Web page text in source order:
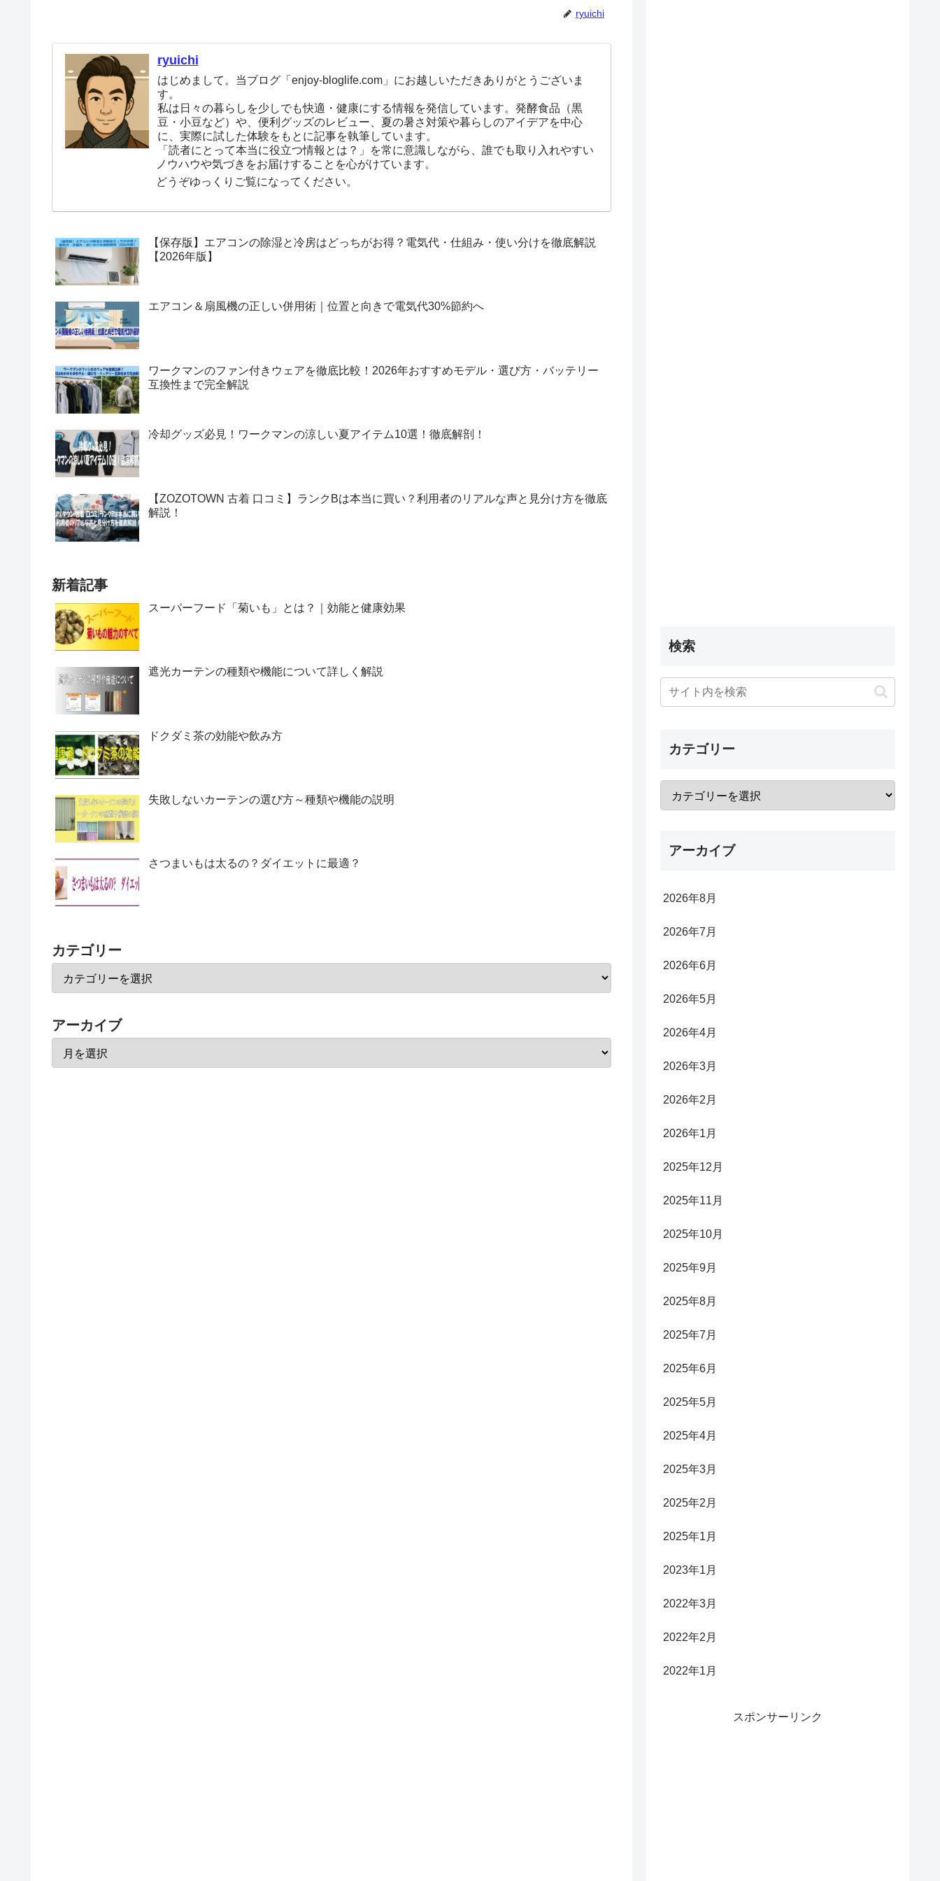
ryuichi
ryuichi
はじめまして。当ブログ「enjoy-bloglife.com」にお越しいただきありがとうございま
す。
私は日々の暮らしを少しでも快適・健康にする情報を発信しています。発酵食品（黒
豆・小豆など）や、便利グッズのレビュー、夏の暑さ対策や暮らしのアイデアを中心
に、実際に試した体験をもとに記事を執筆しています。
「読者にとって本当に役立つ情報とは？」を常に意識しながら、誰でも取り入れやすい
ノウハウや気づきをお届けすることを心がけています。
どうぞゆっくりご覧になってください。
【保存版】エアコンの除湿と冷房はどっちがお得？電気代・仕組み・使い分けを徹底解説
【2026年版】
エアコン＆扇風機の正しい併用術｜位置と向きで電気代30%節約へ
ワークマンのファン付きウェアを徹底比較！2026年おすすめモデル・選び方・バッテリー
互換性まで完全解説
冷却グッズ必見！ワークマンの涼しい夏アイテム10選！徹底解剖！
【ZOZOTOWN 古着 口コミ】ランクBは本当に買い？利用者のリアルな声と見分け方を徹底
解説！
新着記事
スーパーフード「菊いも」とは？｜効能と健康効果
遮光カーテンの種類や機能について詳しく解説
ドクダミ茶の効能や飲み方
失敗しないカーテンの選び方～種類や機能の説明
さつまいもは太るの？ダイエットに最適？
カテゴリー
アーカイブ
検索
カテゴリー
アーカイブ
2026年8月
2026年7月
2026年6月
2026年5月
2026年4月
2026年3月
2026年2月
2026年1月
2025年12月
2025年11月
2025年10月
2025年9月
2025年8月
2025年7月
2025年6月
2025年5月
2025年4月
2025年3月
2025年2月
2025年1月
2023年1月
2022年3月
2022年2月
2022年1月
スポンサーリンク